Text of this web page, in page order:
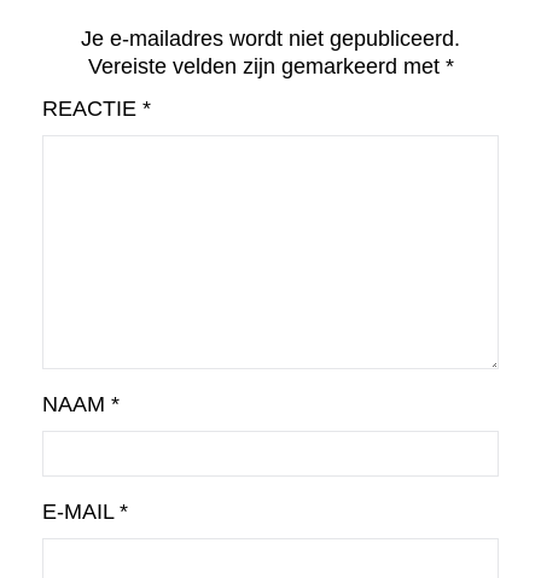
Je e-mailadres wordt niet gepubliceerd.
Vereiste velden zijn gemarkeerd met *
REACTIE *
NAAM *
E-MAIL *